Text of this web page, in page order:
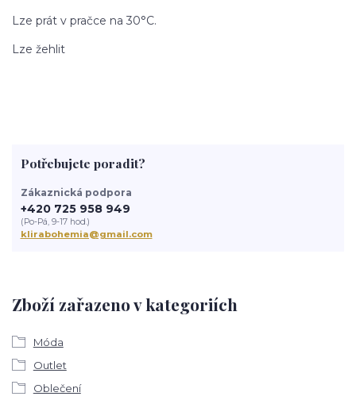
Lze prát v pračce na 30°C.
Lze žehlit
Zboží zařazeno v kategoriích
Móda
Outlet
Oblečení
Potřebujete poradit?
Zákaznická podpora
+420 725 958 949
(Po-Pá, 9-17 hod.)
klirabohemia@gmail.com